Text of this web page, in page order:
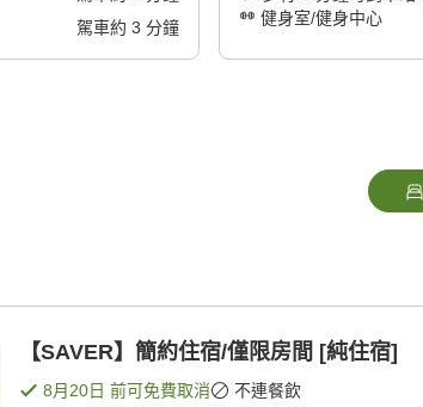
駕車約 3 分鐘
健身室/健身中心
【SAVER】簡約住宿/僅限房間 [純住宿]
8月20日 前可免費取消 不連餐飲